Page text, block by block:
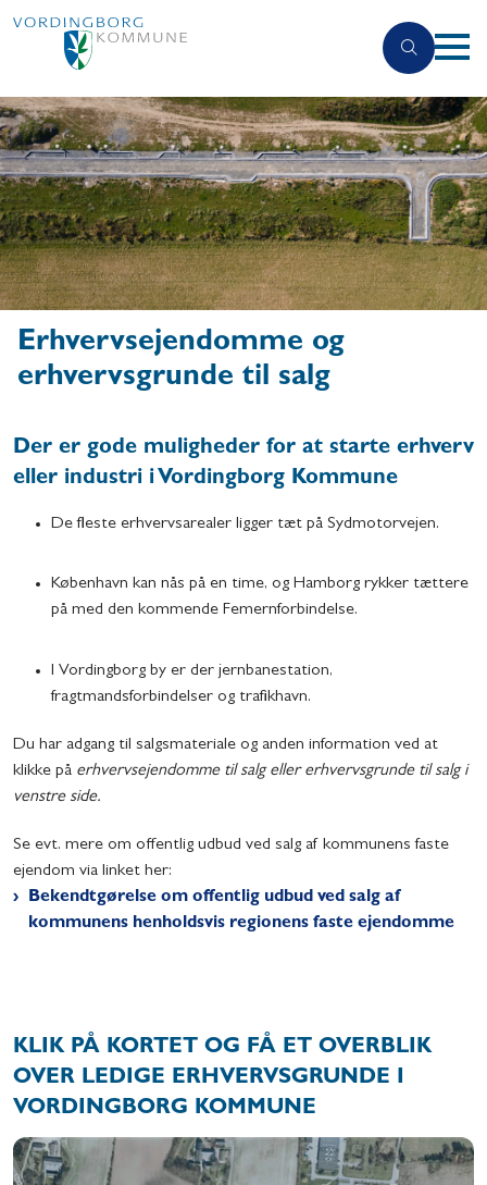
Erhvervsejendomme og
erhvervsgrunde til salg
Der er gode muligheder for at starte erhverv
eller industri i Vordingborg Kommune
De fleste erhvervsarealer ligger tæt på Sydmotorvejen.
København kan nås på en time, og Hamborg rykker tættere
på med den kommende Femernforbindelse.
I Vordingborg by er der jernbanestation,
fragtmandsforbindelser og trafikhavn.
Du har adgang til salgsmateriale og anden information ved at
klikke på erhvervsejendomme til salg eller erhvervsgrunde til salg i
venstre side.
Se evt. mere om offentlig udbud ved salg af kommunens faste
ejendom via linket her:
Bekendtgørelse om offentlig udbud ved salg af
kommunens henholdsvis regionens faste ejendomme
KLIK PÅ KORTET OG FÅ ET OVERBLIK
OVER LEDIGE ERHVERVSGRUNDE I
VORDINGBORG KOMMUNE